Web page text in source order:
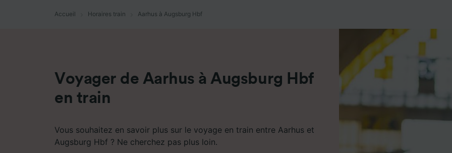
Accueil Horaires train Aarhus à Augsburg Hbf
Voyager de Aarhus à Augsburg Hbf
en train
Vous souhaitez en savoir plus sur le voyage en train entre Aarhus et
Augsburg Hbf ? Ne cherchez pas plus loin.
développement de services.
Liste de nos partenaires (fournisseurs)